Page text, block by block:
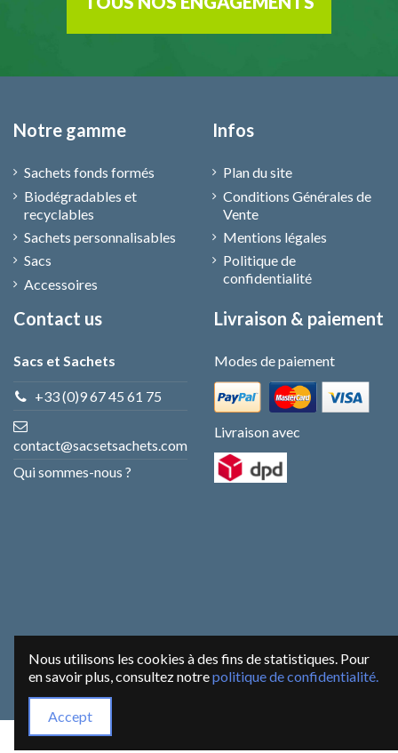
Notre gamme
Sachets fonds formés
Biodégradables et
recyclables
Sachets personnalisables
Sacs
Accessoires
Infos
Plan du site
Conditions Générales de
Vente
Mentions légales
Politique de
confidentialité
Contact us
Sacs et Sachets
+33 (0)9 67 45 61 75
contact@sacsetsachets.com
Qui sommes-nous ?
Livraison & paiement
Modes de paiement
Livraison avec
Nous utilisons les cookies à des fins de statistiques. Pour
en savoir plus, consultez notrepolitique de confidentialité.
Accept